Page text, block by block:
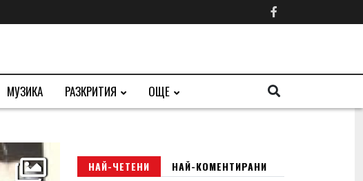
МУЗИКА РАЗКРИТИЯ ОЩЕ
НАЙ-ЧЕТЕНИ НАЙ-КОМЕНТИРАНИ